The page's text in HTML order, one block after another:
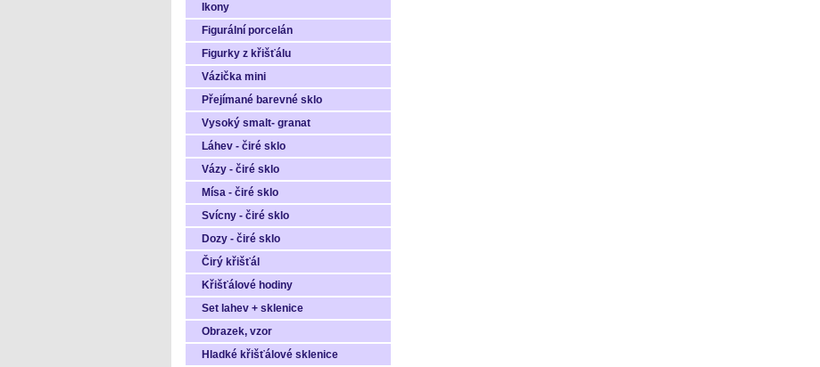
Ikony
Figurální porcelán
Figurky z křišťálu
Vázička mini
Přejímané barevné sklo
Vysoký smalt- granat
Láhev - čiré sklo
Vázy - čiré sklo
Mísa - čiré sklo
Svícny - čiré sklo
Dozy - čiré sklo
Čirý křišťál
Křišťálové hodiny
Set lahev + sklenice
Obrazek, vzor
Hladké křišťálové sklenice